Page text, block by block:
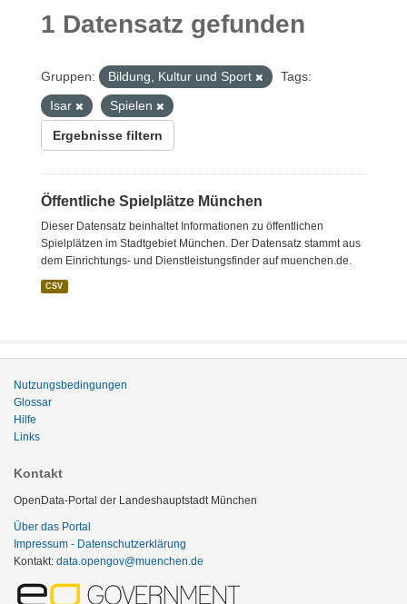
1 Datensatz gefunden
Gruppen: Bildung, Kultur und Sport
Tags:
Isar
Spielen
Ergebnisse filtern
Öffentliche Spielplätze München
Dieser Datensatz beinhaltet Informationen zu öffentlichen
Spielplätzen im Stadtgebiet München. Der Datensatz stammt aus
dem Einrichtungs- und Dienstleistungsfinder auf muenchen.de.
CSV
Nutzungsbedingungen
Glossar
Hilfe
Links
Kontakt
OpenData-Portal der Landeshauptstadt München
Über das Portal
Impressum - Datenschutzerklärung
Kontakt: data.opengov@muenchen.de